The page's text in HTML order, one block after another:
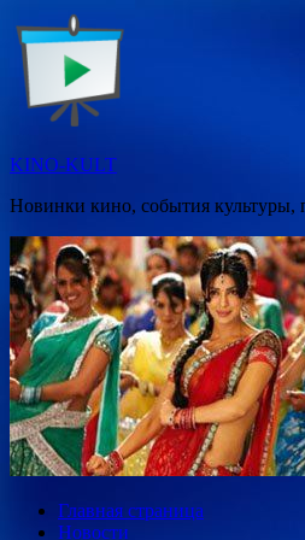
Перейти
к
содержимому
KINO-KULT
Новинки кино, события культуры,
Главная страница
Новости